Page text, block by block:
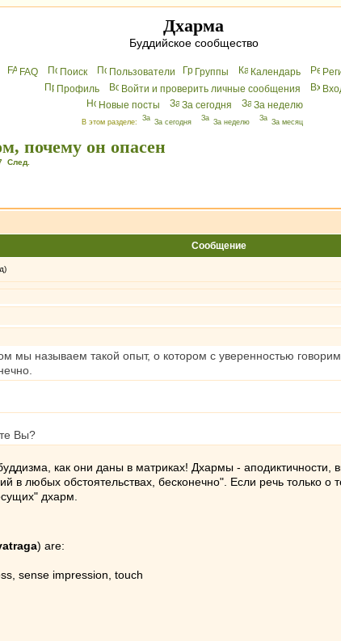
Дхарма
Буддийское сообщество
FAQ Поиск Пользователи Группы Календарь
Профиль
Войти и проверить личные сообщения
Новые посты
За сегодня За неделю
В этом разделе: За сегодня За неделю За месяц
почему он опасен
След.
Сообщение
мы называем такой опыт, о котором с уверенностью
Вы?
как они даны в матриках! Дхармы -
любых обстоятельствах, бесконечно". Если речь только о
дхарм.
) are:
sense impression, touch